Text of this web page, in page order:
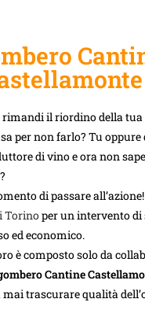
il riordino della tua
per non farlo? Tu oppure
di vino e ora non
di passare
Torinoper un intervento di
ed economico.
è composto solo da
Cantine
trascurare qualità